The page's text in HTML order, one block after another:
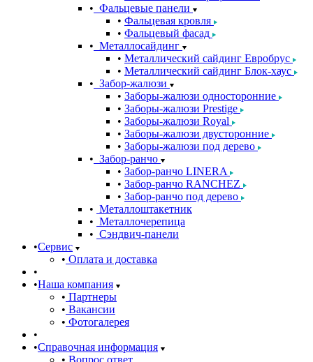
Фальцевые панели
Фальцевая кровля
Фальцевый фасад
Металлосайдинг
Металлический сайдинг Евробрус
Металлический сайдинг Блок-хаус
Забор-жалюзи
Заборы-жалюзи односторонние
Заборы-жалюзи Prestige
Заборы-жалюзи Royal
Заборы-жалюзи двусторонние
Заборы-жалюзи под дерево
Забор-ранчо
Забор-ранчо LINERA
Забор-ранчо RANCHEZ
Забор-ранчо под дерево
Металлоштакетник
Металлочерепица
Сэндвич-панели
Сервис
Оплата и доставка
Наша компания
Партнеры
Вакансии
Фотогалерея
Справочная информация
Вопрос ответ